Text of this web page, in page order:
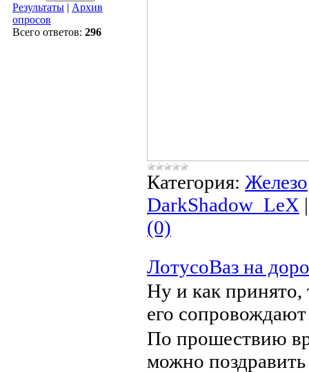
Результаты | Архив
опросов
Всего ответов: 296
Категория: Железо
DarkShadow_LeX
(0)
ЛотусоВаз на
Ну и как принято,
его
По прошествию
можно поздравить